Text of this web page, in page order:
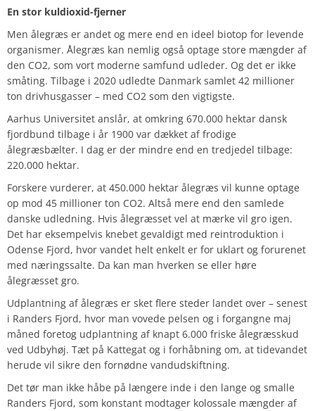
En stor kuldioxid-fjerner
Men ålegræs er andet og mere end en ideel biotop for levende
organismer. Ålegræs kan nemlig også optage store mængder af
den CO2, som vort moderne samfund udleder. Og det er ikke
småting. Tilbage i 2020 udledte Danmark samlet 42 millioner
ton drivhusgasser – med CO2 som den vigtigste.
Aarhus Universitet anslår, at omkring 670.000 hektar dansk
fjordbund tilbage i år 1900 var dækket af frodige
ålegræsbælter. I dag er der mindre end en tredjedel tilbage:
220.000 hektar.
Forskere vurderer, at 450.000 hektar ålegræs vil kunne optage
op mod 45 millioner ton CO2. Altså mere end den samlede
danske udledning. Hvis ålegræsset vel at mærke vil gro igen.
Det har eksempelvis knebet gevaldigt med reintroduktion i
Odense Fjord, hvor vandet helt enkelt er for uklart og forurenet
med næringssalte. Da kan man hverken se eller høre
ålegræsset gro.
Udplantning af ålegræs er sket flere steder landet over – senest
i Randers Fjord, hvor man vovede pelsen og i forgangne maj
måned foretog udplantning af knapt 6.000 friske ålegræsskud
ved Udbyhøj. Tæt på Kattegat og i forhåbning om, at tidevandet
herude vil sikre den fornødne vandudskiftning.
Det tør man ikke håbe på længere inde i den lange og smalle
Randers Fjord, som konstant modtager kolossale mængder af